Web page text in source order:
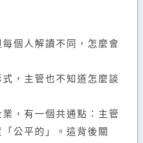
每個人解讀不同，怎麼會
式，主管也不知道怎麼談
，有一個共通點：主管
公平的」。這背後關